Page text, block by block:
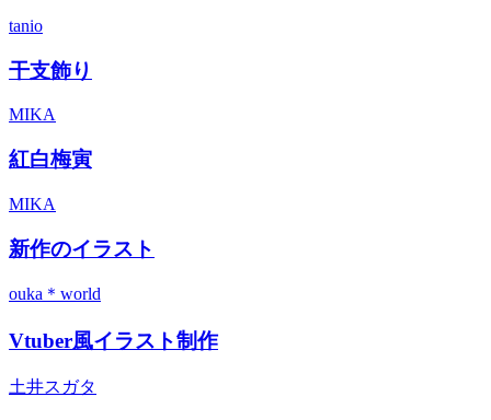
tanio
干支飾り
MIKA
紅白梅寅
MIKA
新作のイラスト
ouka＊world
Vtuber風イラスト制作
土井スガタ